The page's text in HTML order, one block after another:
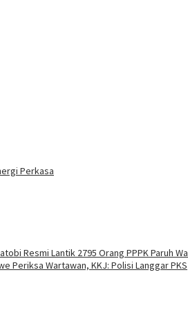
Perkasa
Resmi Lantik 2795 Orang PPPK Paruh
Periksa Wartawan, KKJ: Polisi Langgar PKS